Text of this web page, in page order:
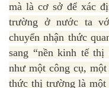
mà là cơ sở để xác
trường ở nước ta
chuyển nhận thức
sang “nền kinh tế
như một công cụ,
thức thị trường là một